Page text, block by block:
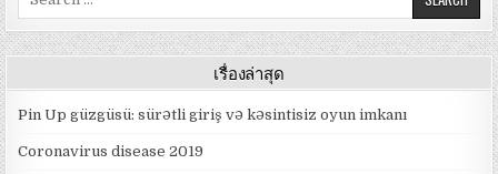
เรื่องล่าสุด
Pin Up güzgüsü: sürətli giriş və kəsintisiz oyun imkanı
Coronavirus disease 2019